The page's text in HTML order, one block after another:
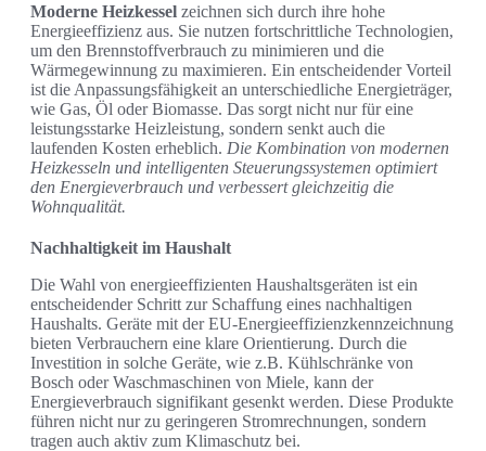
Moderne Heizkessel zeichnen sich durch ihre hohe
Energieeffizienz aus. Sie nutzen fortschrittliche Technologien,
um den Brennstoffverbrauch zu minimieren und die
Wärmegewinnung zu maximieren. Ein entscheidender Vorteil
ist die Anpassungsfähigkeit an unterschiedliche Energieträger,
wie Gas, Öl oder Biomasse. Das sorgt nicht nur für eine
leistungsstarke Heizleistung, sondern senkt auch die
laufenden Kosten erheblich. Die Kombination von modernen
Heizkesseln und intelligenten Steuerungssystemen optimiert
den Energieverbrauch und verbessert gleichzeitig die
Wohnqualität.
Nachhaltigkeit im Haushalt
Die Wahl von energieeffizienten Haushaltsgeräten ist ein
entscheidender Schritt zur Schaffung eines nachhaltigen
Haushalts. Geräte mit der EU-Energieeffizienzkennzeichnung
bieten Verbrauchern eine klare Orientierung. Durch die
Investition in solche Geräte, wie z.B. Kühlschränke von
Bosch oder Waschmaschinen von Miele, kann der
Energieverbrauch signifikant gesenkt werden. Diese Produkte
führen nicht nur zu geringeren Stromrechnungen, sondern
tragen auch aktiv zum Klimaschutz bei.